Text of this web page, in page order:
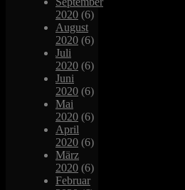
2020 (6)
August
2020 (6)
Juli
2020 (6)
Juni
2020 (6)
Mai
2020 (6)
April
2020 (6)
März
2020 (6)
Februar